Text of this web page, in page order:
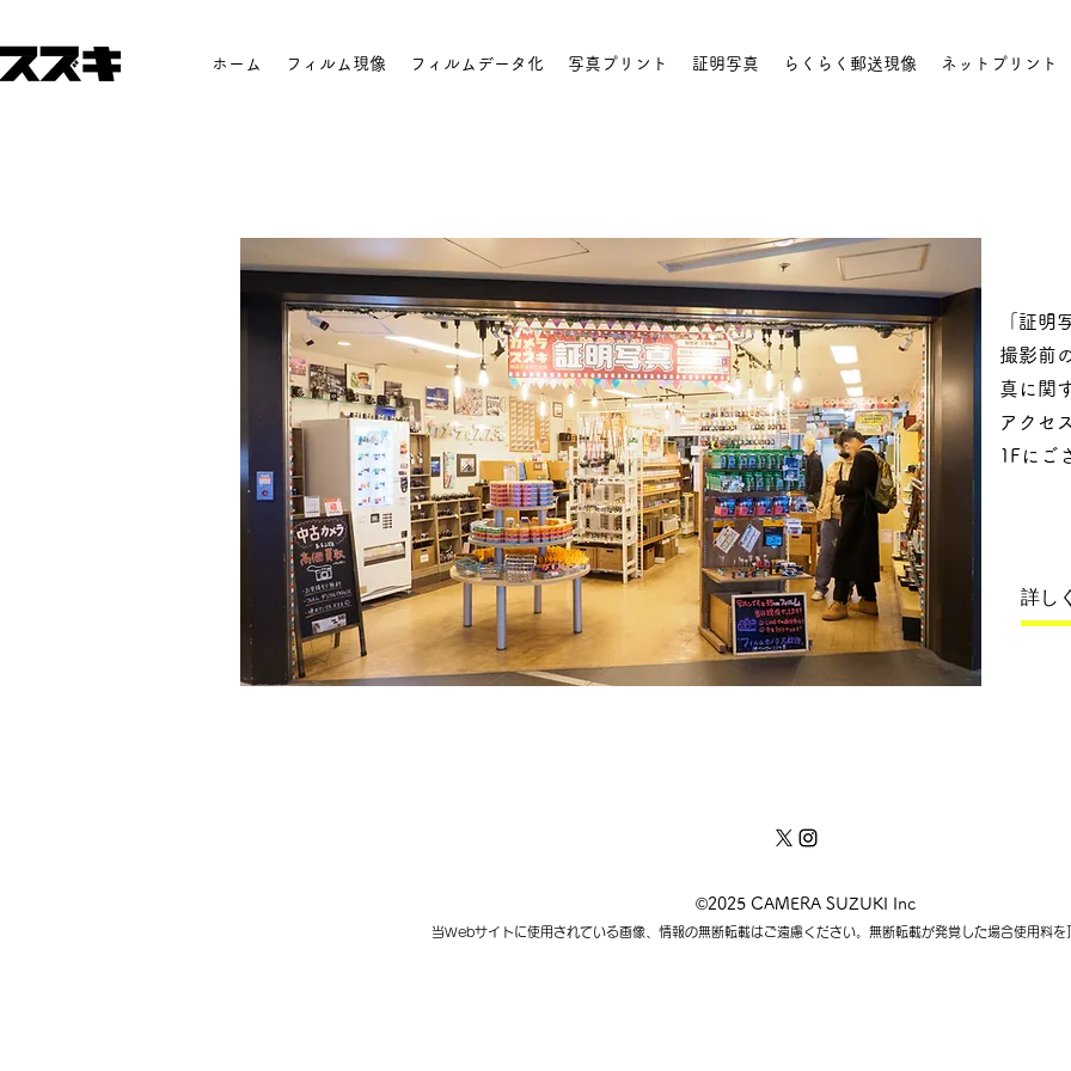
ホーム フィルム現像 フィルムデータ化 写真プリント 証明写真 らくらく郵送現像 ネットプリント
「証明
撮影前
真に関
アクセ
1Fにご
詳し
©2025 CAMERA SUZUKI Inc
当Webサイトに使用されている画像、情報の無断転載はご遠慮ください。無断転載が発覚した場合使用料を